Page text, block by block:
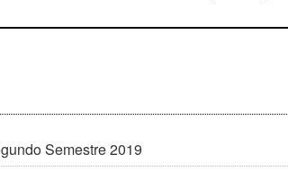
Semestre 2019